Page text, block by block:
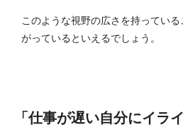
このような視野の広さを持ってい
がっているといえるでしょう。
「仕事が遅い自分にイラ